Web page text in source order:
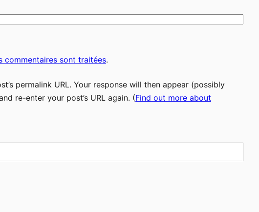
commentaires sont traitées.
permalink URL. Your response will then appear (possibly
re-enter your post’s URL again. (Find out more about